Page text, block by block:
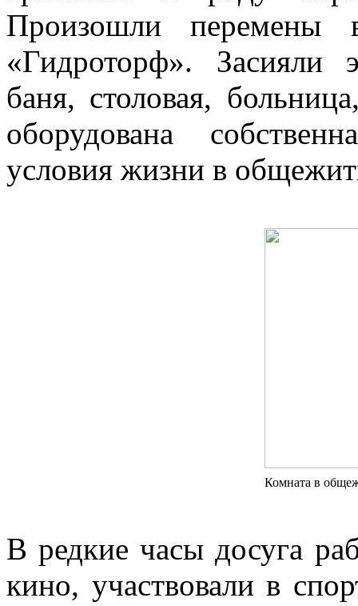
Произошли перемены
«Гидроторф». Засияли
баня, столовая,
оборудована
условия жизни в
Комната в
В редкие часы досуга
кино, участвовали в